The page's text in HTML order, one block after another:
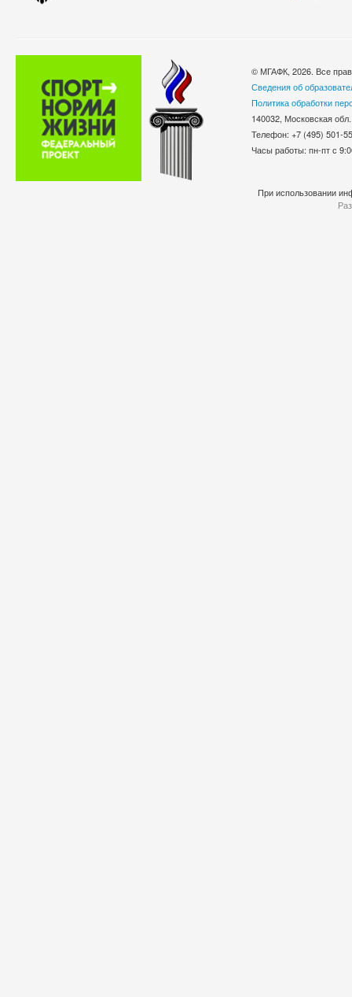
© МГАФК, 2026. Все
Сведения об
Политика обработки
140032, Московская
Телефон: +7 (495)
Часы работы: пн-пт с
При использовании